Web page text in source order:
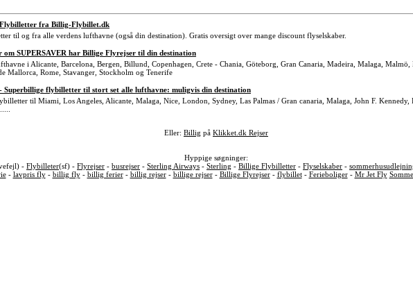
fra Billig-Flybillet.dk
til og fra alle verdens lufthavne (også din destination). Gratis oversigt over mange discount flyselskaber.
om SUPERSAVER har Billige Flyrejser til din destination
i Alicante, Barcelona, Bergen, Billund, Copenhagen, Crete - Chania, Göteborg, Gran Canaria, Madeira, Malaga, Malmö,
Mallorca, Rome, Stavanger, Stockholm og Tenerife
Superbillige flybilletter til stort set alle lufthavne: muligvis din destination
til Miami, Los Angeles, Alicante, Malaga, Nice, London, Sydney, Las Palmas / Gran canaria, Malaga, John F. Kennedy,
Eller: Billig på Klikket.dk Rejser
Hyppige søgninger:
- Flybilleter(sf) - Flyrejser - busrejser - Sterling Airways - Sterling - Billige Flybilletter - Flyselskaber -
- lavpris fly- billig fly- billig ferier- billig rejser- billige rejser- Billige Flyrejser- flybillet- Ferieboliger- Mr Jet Fly